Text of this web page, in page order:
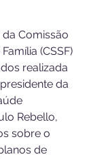
Comissão
(CSSF)
realizada
da
Rebello,
sobre o
de